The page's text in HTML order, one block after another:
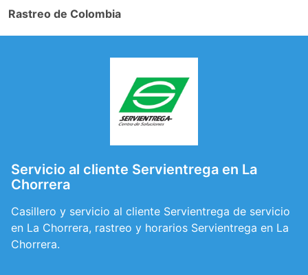
Rastreo de Colombia
Servicio al cliente Servientrega en La
Chorrera
Casillero y servicio al cliente Servientrega de servicio
en La Chorrera, rastreo y horarios Servientrega en La
Chorrera.